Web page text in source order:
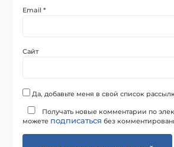
Email*
Сайт
Да, добавьте меня в свой список
Получать новые комментарии по
можете подписаться без